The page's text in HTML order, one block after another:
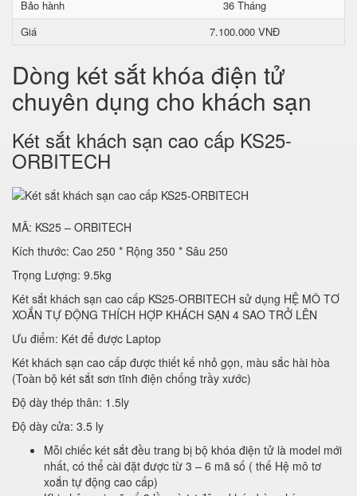
Bảo hành
36 Tháng
Giá
7.100.000 VNĐ
Dòng két sắt khóa điện tử
chuyên dụng cho khách sạn
Két sắt khách sạn cao cấp KS25-
ORBITECH
MÃ: KS25 – ORBITECH
Kích thước: Cao 250 * Rộng 350 * Sâu 250
Trọng Lượng: 9.5kg
Két sắt khách sạn cao cấp KS25-ORBITECH sử dụng HỆ MÔ TƠ
XOẮN TỰ ĐỘNG THÍCH HỢP KHÁCH SẠN 4 SAO TRỞ LÊN
Ưu điểm: Két để được Laptop
Két khách sạn cao cấp được thiết kế nhỏ gọn, màu sắc hài hòa
(Toàn bộ két sắt sơn tĩnh điện chống trầy xước)
Độ dày thép thân: 1.5ly
Độ dày cửa: 3.5 ly
Mỗi chiếc két sắt đều trang bị bộ khóa điện tử là model mới
nhất, có thể cài đặt được từ 3 – 6 mã số ( thế Hệ mô tơ
xoắn tự động cao cấp)